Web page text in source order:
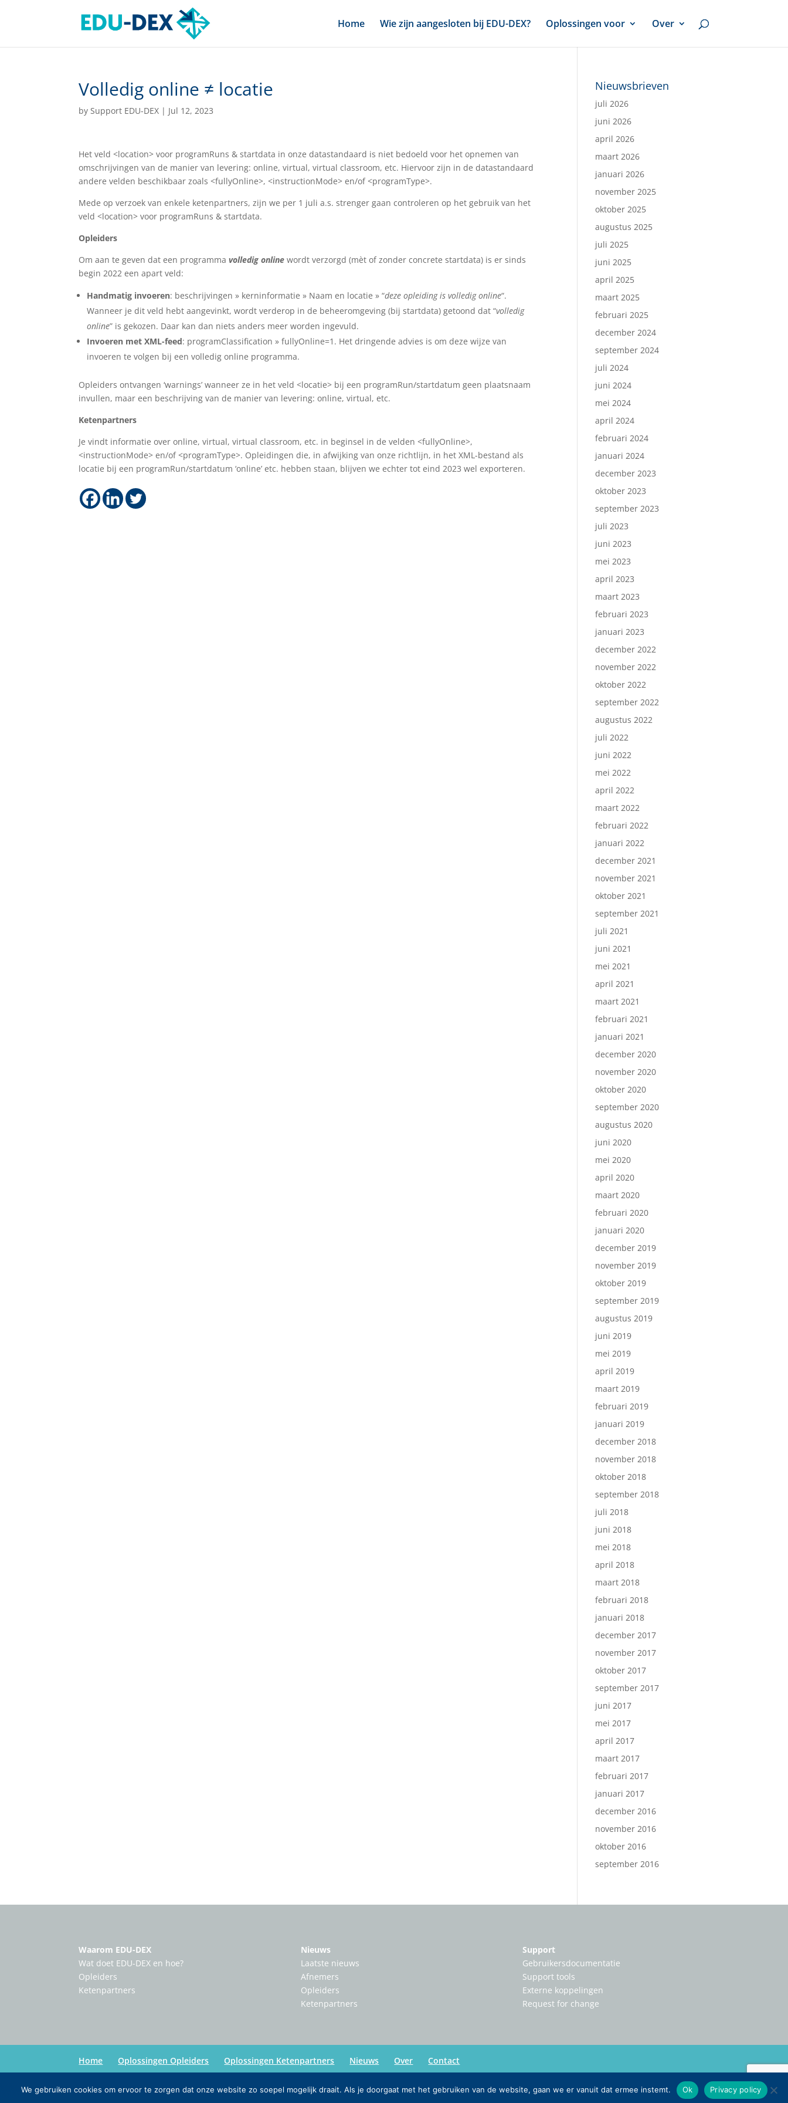
Home Wie zijn aangesloten bij EDU-DEX? Oplossingen voor Over
Volledig online ≠ locatie
bySupport EDU-DEX | Jul 12, 2023
Het veld <location> voor programRuns & startdata in onze datastandaard is niet bedoeld voor het opnemen van
omschrijvingen van de manier van levering: online, virtual, virtual classroom, etc. Hiervoor zijn in de datastandaard
andere velden beschikbaar zoals <fullyOnline>, <instructionMode> en/of <programType>.
Mede op verzoek van enkele ketenpartners, zijn we per 1 juli a.s. strenger gaan controleren op het gebruik van het
veld <location> voor programRuns & startdata.
Opleiders
Om aan te geven dat een programmavolledig online wordt verzorgd (mèt of zonder concrete startdata) is er sinds
begin 2022 een apart veld:
Handmatig invoeren: beschrijvingen » kerninformatie » Naam en locatie » “deze opleiding is volledig online“.
Wanneer je dit veld hebt aangevinkt, wordt verderop in de beheeromgeving (bij startdata) getoond dat “volledig
online” is gekozen. Daar kan dan niets anders meer worden ingevuld.
Invoeren met XML-feed: programClassification » fullyOnline=1. Het dringende advies is om deze wijze van
invoeren te volgen bij een volledig online programma.
Opleiders ontvangen ‘warnings’ wanneer ze in het veld <locatie> bij een programRun/startdatum geen plaatsnaam
invullen, maar een beschrijving van de manier van levering: online, virtual, etc.
Ketenpartners
Je vindt informatie over online, virtual, virtual classroom, etc. in beginsel in de velden <fullyOnline>,
<instructionMode> en/of <programType>. Opleidingen die, in afwijking van onze richtlijn, in het XML-bestand als
locatie bij een programRun/startdatum ‘online’ etc. hebben staan, blijven we echter tot eind 2023 wel exporteren.
Nieuwsbrieven
juli 2026
juni 2026
april 2026
maart 2026
januari 2026
november 2025
oktober 2025
augustus 2025
juli 2025
juni 2025
april 2025
maart 2025
februari 2025
december 2024
september 2024
juli 2024
juni 2024
mei 2024
april 2024
februari 2024
januari 2024
december 2023
oktober 2023
september 2023
juli 2023
juni 2023
mei 2023
april 2023
maart 2023
februari 2023
januari 2023
december 2022
november 2022
oktober 2022
september 2022
augustus 2022
juli 2022
juni 2022
mei 2022
april 2022
maart 2022
februari 2022
januari 2022
december 2021
november 2021
oktober 2021
september 2021
juli 2021
juni 2021
mei 2021
april 2021
maart 2021
februari 2021
januari 2021
december 2020
november 2020
oktober 2020
september 2020
augustus 2020
juni 2020
mei 2020
april 2020
maart 2020
februari 2020
januari 2020
december 2019
november 2019
oktober 2019
september 2019
augustus 2019
juni 2019
mei 2019
april 2019
maart 2019
februari 2019
januari 2019
december 2018
november 2018
oktober 2018
september 2018
juli 2018
juni 2018
mei 2018
april 2018
maart 2018
februari 2018
januari 2018
december 2017
november 2017
oktober 2017
september 2017
juni 2017
mei 2017
april 2017
maart 2017
februari 2017
januari 2017
december 2016
november 2016
oktober 2016
september 2016
Waarom EDU-DEX
Wat doet EDU-DEX en hoe?
Opleiders
Ketenpartners
Nieuws
Laatste nieuws
Afnemers
Opleiders
Ketenpartners
Support
Gebruikersdocumentatie
Support tools
Externe koppelingen
Request for change
Home Oplossingen Opleiders Oplossingen Ketenpartners Nieuws Over Contact
Copyright:Edu-Dex| Credits:Inmedia
We gebruiken cookies om ervoor te zorgen dat onze website zo soepel mogelijk draait. Als je doorgaat met het gebruiken van de website, gaan we er vanuit dat ermee instemt. Ok Privacy policy